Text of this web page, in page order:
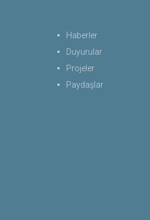
Haberler
Duyurular
Projeler
Paydaşlar